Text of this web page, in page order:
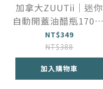
加拿大ZUUTii｜迷你
自動開蓋油醋瓶170ml
｜雙色
NT$349
NT$388
加入購物車